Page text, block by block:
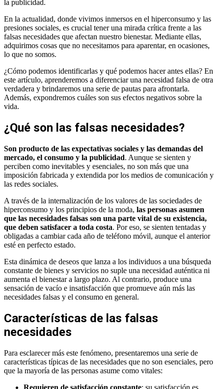
la publicidad.
En la actualidad, donde vivimos inmersos en el hiperconsumo y las
presiones sociales, es crucial tener una mirada crítica frente a las
falsas necesidades que afectan nuestro bienestar. Mediante ellas,
adquirimos cosas que no necesitamos para aparentar, en ocasiones,
lo que no somos.
¿Cómo podemos identificarlas y qué podemos hacer antes ellas? En
este artículo, aprenderemos a diferenciar una necesidad falsa de otra
verdadera y brindaremos una serie de pautas para afrontarla.
Además, expondremos cuáles son sus efectos negativos sobre la
vida.
¿Qué son las falsas necesidades?
Son producto de las expectativas sociales y las demandas del
mercado, el consumo y la publicidad. Aunque se sienten y
perciben como inevitables y esenciales, no son más que una
imposición fabricada y extendida por los medios de comunicación y
las redes sociales.
A través de la internalización de los valores de las sociedades de
hiperconsumo y los principios de la moda, las personas asumen
que las necesidades falsas son una parte vital de su existencia,
que deben satisfacer a toda costa. Por eso, se sienten tentadas y
obligadas a cambiar cada año de teléfono móvil, aunque el anterior
esté en perfecto estado.
Esta dinámica de deseos que lanza a los individuos a una búsqueda
constante de bienes y servicios no suple una necesidad auténtica ni
aumenta el bienestar a largo plazo. Al contrario, produce una
sensación de vacío e insatisfacción que promueve aún más las
necesidades falsas y el consumo en general.
Características de las falsas
necesidades
Para esclarecer más este fenómeno, presentaremos una serie de
características típicas de las necesidades que no son esenciales, pero
que la mayoría de las personas asume como vitales:
Requieren de satisfacción constante: su satisfacción es